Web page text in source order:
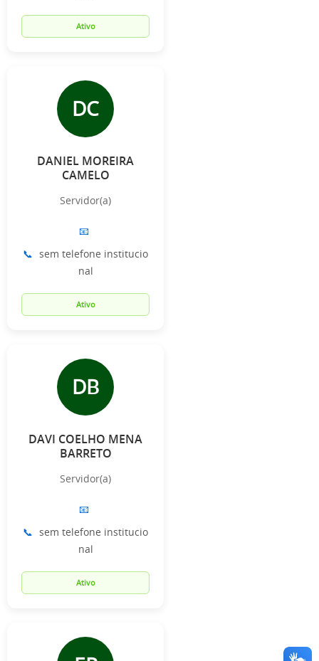
Ativo
DC
DANIEL MOREIRA
CAMELO
Servidor(a)
📧
📞 sem telefone institucio
nal
Ativo
DB
DAVI COELHO MENA
BARRETO
Servidor(a)
📧
📞 sem telefone institucio
nal
Ativo